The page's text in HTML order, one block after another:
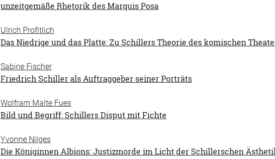
unzeitgemäße Rhetorik des Marquis Posa
Ulrich Profitlich
Das Niedrige und das Platte: Zu Schillers Theorie des komischen
Sabine Fischer
Friedrich Schiller als Auftraggeber seiner Porträts
Wolfram Malte Fues
Bild und Begriff: Schillers Disput mit Fichte
Yvonne Nilges
Die Königinnen Albions: Justizmorde im Licht der Schillerschen